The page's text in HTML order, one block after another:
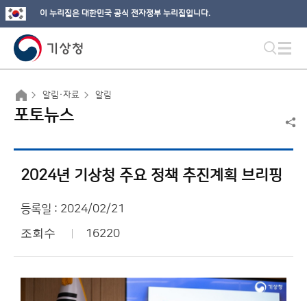
이 누리집은 대한민국 공식 전자정부 누리집입니다.
알림·자료 알림
포토뉴스
2024년 기상청 주요 정책 추진계획 브리핑
등록일 : 2024/02/21
조회수 16220